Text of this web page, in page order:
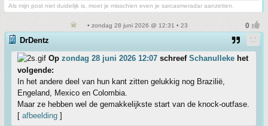
Als mijn post niet duidelijk is, moet je misschien even je sarcasmeradar aanzetten.
• zondag 28 juni 2026 @ 12:31 • 23
DrDentz
Op zondag 28 juni 2026 12:07 schreef Schanulleke het
volgende:
In het andere deel van hun kant zitten gelukkig nog Brazilië,
Engeland, Mexico en Colombia.
Maar ze hebben wel de gemakkelijkste start van de knock-outfase.
[ afbeelding ]